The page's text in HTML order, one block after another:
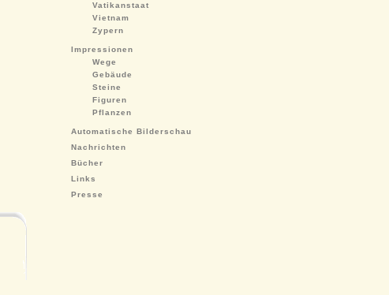
Vatikanstaat
Vietnam
Zypern
Impressionen
Wege
Gebäude
Steine
Figuren
Pflanzen
Automatische Bilderschau
Nachrichten
Bücher
Links
Presse